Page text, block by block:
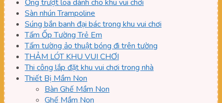
Ống trượt loa dành cho khu vui chơi
Sàn nhún Trampoline
Súng bắn banh đại bác trong khu vui chơi
Tấm Ốp Tường Trẻ Em
Tấm tường ảo thuật bóng đi trên tường
THẢM LÓT KHU VUI CHƠI
Thi công lắp đặt khu vui chơi trong nhà
Thiết Bị Mầm Non
Bàn Ghế Mầm Non
Ghế Mầm Non